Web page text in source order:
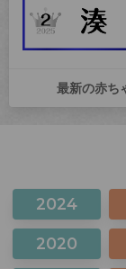
最新の赤ち
2024
2020